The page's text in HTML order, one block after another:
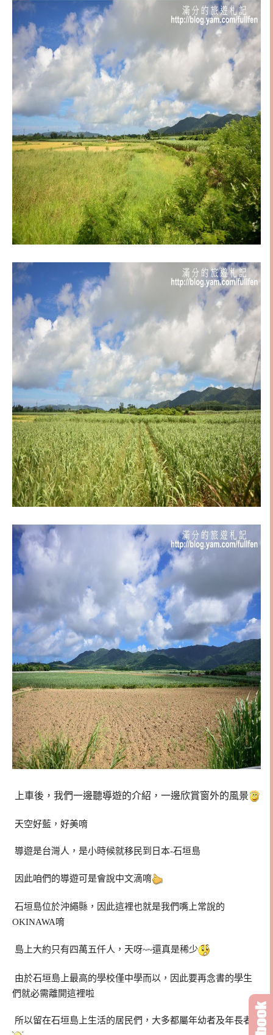
上車後，我們一邊聽導遊的介紹，一邊欣賞窗外的風景
天空好藍，好美唷
導遊是台灣人，是小時候就移民到日本-石垣島
因此咱們的導遊可是會說中文滴唷
石垣島位於沖繩縣，因此這裡也就是我們嘴上常說的
OKINAWA唷
島上大約只有四萬五仟人，天呀~~還真是稀少
由於石垣島上最高的學校僅中學而以，因此要再念書的學生
們就必需離開這裡啦
所以留在石垣島上生活的居民們，大多都屬年幼者及年長者